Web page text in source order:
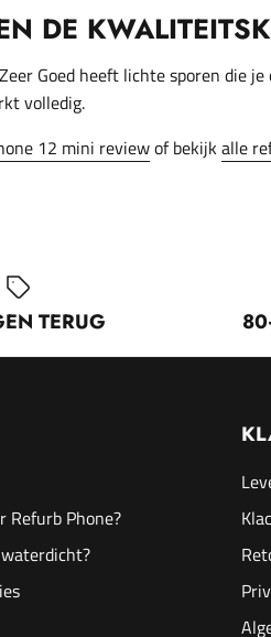
DE
Goed heeft lichte sporen die
volledig.
12 mini reviewof bekijkalle
TERUG
Refurb Phone?